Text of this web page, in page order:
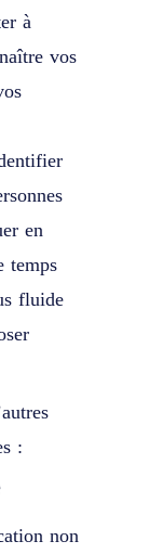
à
vos
en
temps
fluide
:
non